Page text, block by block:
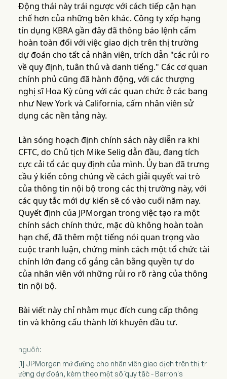
Động thái này trái ngược với cách tiếp cận hạn
chế hơn của những bên khác. Công ty xếp hạng
tín dụng KBRA gần đây đã thông báo lệnh cấm
hoàn toàn đối với việc giao dịch trên thị trường
dự đoán cho tất cả nhân viên, trích dẫn "các rủi ro
về quy định, tuân thủ và danh tiếng." Các cơ quan
chính phủ cũng đã hành động, với các thượng
nghị sĩ Hoa Kỳ cùng với các quan chức ở các bang
như New York và California, cấm nhân viên sử
dụng các nền tảng này.
Làn sóng hoạch định chính sách này diễn ra khi
CFTC, do Chủ tịch Mike Selig dẫn đầu, đang tích
cực cải tổ các quy định của mình. Ủy ban đã trưng
cầu ý kiến công chúng về cách giải quyết vai trò
của thông tin nội bộ trong các thị trường này, với
các quy tắc mới dự kiến sẽ có vào cuối năm nay.
Quyết định của JPMorgan trong việc tạo ra một
chính sách chính thức, mặc dù không hoàn toàn
hạn chế, đã thêm một tiếng nói quan trọng vào
cuộc tranh luận, chứng minh cách một tổ chức tài
chính lớn đang cố gắng cân bằng quyền tự do
của nhân viên với những rủi ro rõ ràng của thông
tin nội bộ.
Bài viết này chỉ nhằm mục đích cung cấp thông
tin và không cấu thành lời khuyên đầu tư.
nguồn:
[1] JPMorgan mở đường cho nhân viên giao dịch trên thị tr
ường dự đoán, kèm theo một số quy tắc - Barron's